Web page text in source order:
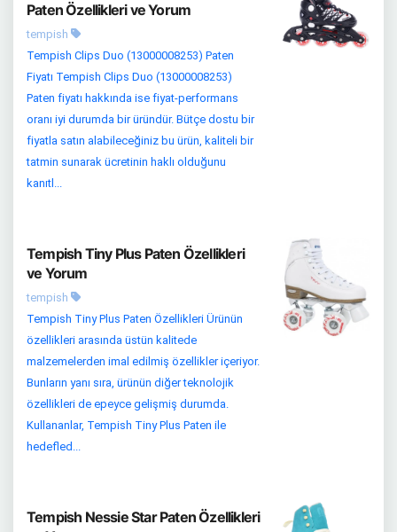
Paten Özellikleri ve Yorum
tempish
Tempish Clips Duo (13000008253) Paten
Fiyatı Tempish Clips Duo (13000008253)
Paten fiyatı hakkında ise fiyat-performans
oranı iyi durumda bir üründür. Bütçe dostu bir
fiyatla satın alabileceğiniz bu ürün, kaliteli bir
tatmin sunarak ücretinin haklı olduğunu
kanıtl...
Tempish Tiny Plus Paten Özellikleri
ve Yorum
tempish
Tempish Tiny Plus Paten Özellikleri Ürünün
özellikleri arasında üstün kalitede
malzemelerden imal edilmiş özellikler içeriyor.
Bunların yanı sıra, ürünün diğer teknolojik
özellikleri de epeyce gelişmiş durumda.
Kullananlar, Tempish Tiny Plus Paten ile
hedefled...
Tempish Nessie Star Paten Özellikleri